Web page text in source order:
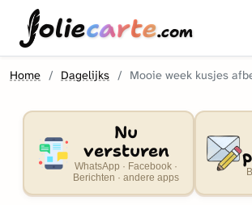
oliecarte.com
Home Dagelijks Mooie week kusjes
Nu
versturen
WhatsApp · Facebook ·
Berichten · andere apps